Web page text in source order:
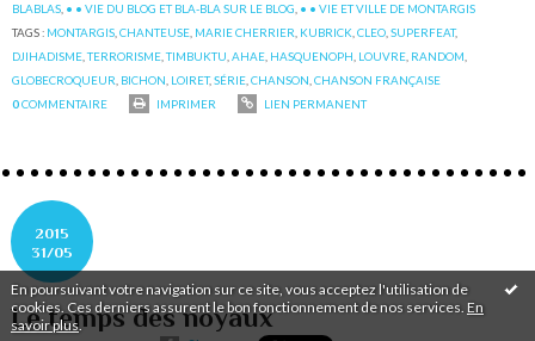
En poursuivant votre navigation sur ce site, vous acceptez l'utilisation de
cookies. Ces derniers assurent le bon fonctionnement de nos services. En
savoir plus
BLABLAS • • VIE DU BLOG ET BLA-BLA SUR LE BLOG • • VIE ET VILLE DE MONTARGIS
TAGS : MONTARGIS ,CHANTEUSE MARIE CHERRIER KUBRICK ,CLEO ,SUPERFEAT,
DJIHADISME ,TERRORISME ,TIMBUKTU ,AHAE HASQUENOPH LOUVRE RANDOM
GLOBECROQUEUR BICHON LOIRET,SÉRIE ,CHANSON ,CHANSON FRANÇAISE
0COMMENTAIRE IMPRIMER LIEN PERMANENT
2015
31/05
Le temps des noyaux